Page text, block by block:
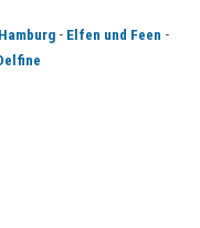
Hamburg- Elfen und Feen -